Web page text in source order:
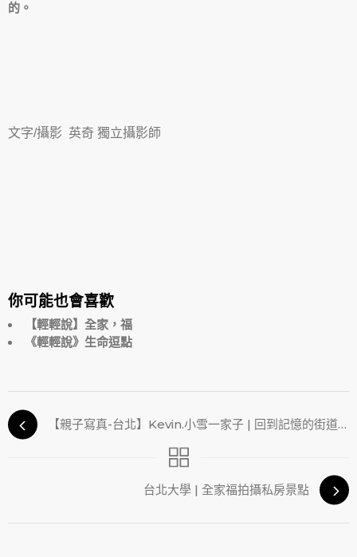
的。
文字/攝影 英奇 獨立攝影師
你可能也會喜歡
【輕輕說】全家，福
《輕輕說》生命逗點
【親子寫真-台北】Kevin.小雪一家子 | 回到記憶的街道，這次和家人一起
台北大學 | 全家福拍攝私房景點